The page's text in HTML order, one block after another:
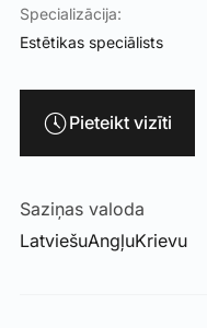
Specializācija:
Estētikas speciālists
Pieteikt vizīti
Saziņas valoda
LatviešuAngļuKrievu